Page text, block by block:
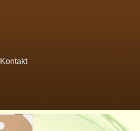
Kontakt